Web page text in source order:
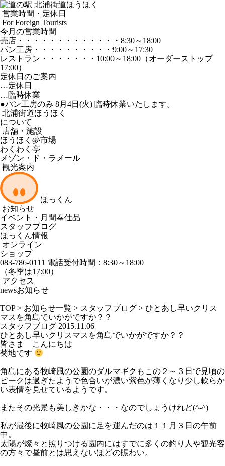
営業時間・定休日
For Foreign Tourists
今月の営業時間
売店 ・・・・・・・・・・・・・ 8:30～18:00
パン工房 ・・・・・・・・・・ 9:00～17:30
レストラン ・・・・・・・ 10:00～18:00 （オーダーストップ
17:00）
定休日のご案内
…定休日
…臨時休業
●パン工房のみ 8月4日(火) 臨時休業いたします。
北浦街道ほうほく
について
店舗・施設
ほうほく夢市場
わくわく亭
メゾン・ド・ラメール
観光案内
ほっくん
お知らせ
イベント・月間奉仕品
スタッフブログ
ほっくん情報
オンライン
ショップ
083-786-0111 電話受付時間：8:30～18:00
（冬季は17:00）
アクセス
newsお知らせ
TOP> お知らせ一覧 > スタッフブログ > ひとあし早いクリス
マスを角島でいかがですか？？
スタッフブログ 2015.11.06
ひとあし早いクリスマスを角島でいかがですか？？
皆さま こんにちは
菊地です
角島にある牧崎風の公園のダルマギクもこの２～３日で見頃の
ピークは過ぎたようで色合いが濃い紫色が薄くなり少し軟らか
い表情を見せているようです。
またその光景も美しきかな・・・なのでしょうけれど(^-^)
私が最後に牧崎風の公園に足を運んだのは１１月３日の午前
中。
太陽が燦々と照りつける園内にはすでに多くの釣り人や観光客
の方々で昼前とは思えないほどの賑わい。